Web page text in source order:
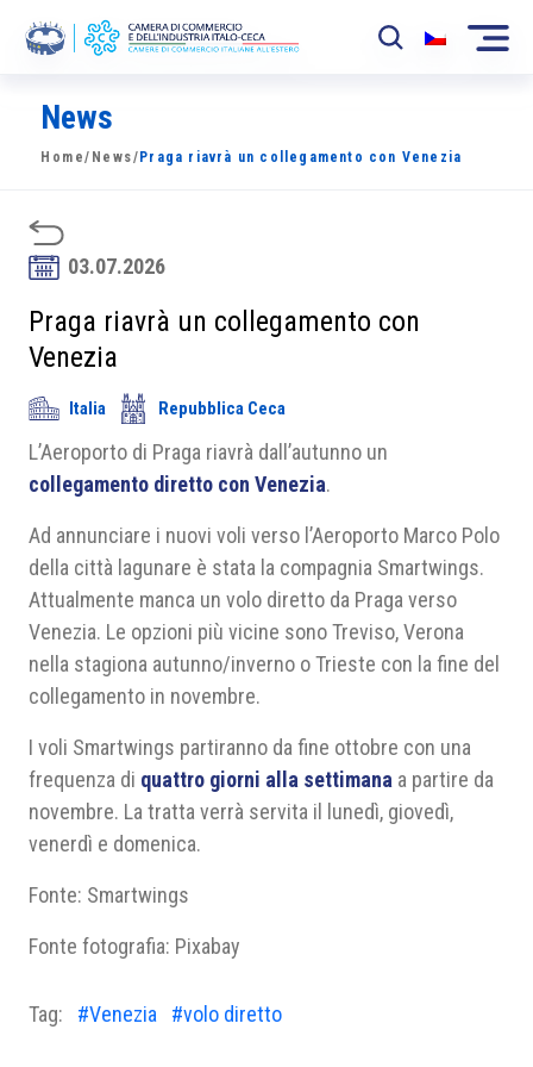
La Camera
News
Eventi
Sviluppo Mercato
Soci
Partner
Progetti
Area riservata
News
Home/ News/ Praga riavrà un collegamento con Venezia
03.07.2026
Praga riavrà un collegamento con
Venezia
Italia Repubblica Ceca
L’Aeroporto di Praga riavrà dall’autunno un
collegamento diretto con Venezia.
Ad annunciare i nuovi voli verso l’Aeroporto Marco Polo
della città lagunare è stata la compagnia Smartwings.
Attualmente manca un volo diretto da Praga verso
Venezia. Le opzioni più vicine sono Treviso, Verona
nella stagiona autunno/inverno o Trieste con la fine del
collegamento in novembre.
I voli Smartwings partiranno da fine ottobre con una
frequenza di quattro giorni alla settimana a partire da
novembre. La tratta verrà servita il lunedì, giovedì,
venerdì e domenica.
Fonte: Smartwings
Fonte fotografia: Pixabay
Tag: #Venezia #volo diretto